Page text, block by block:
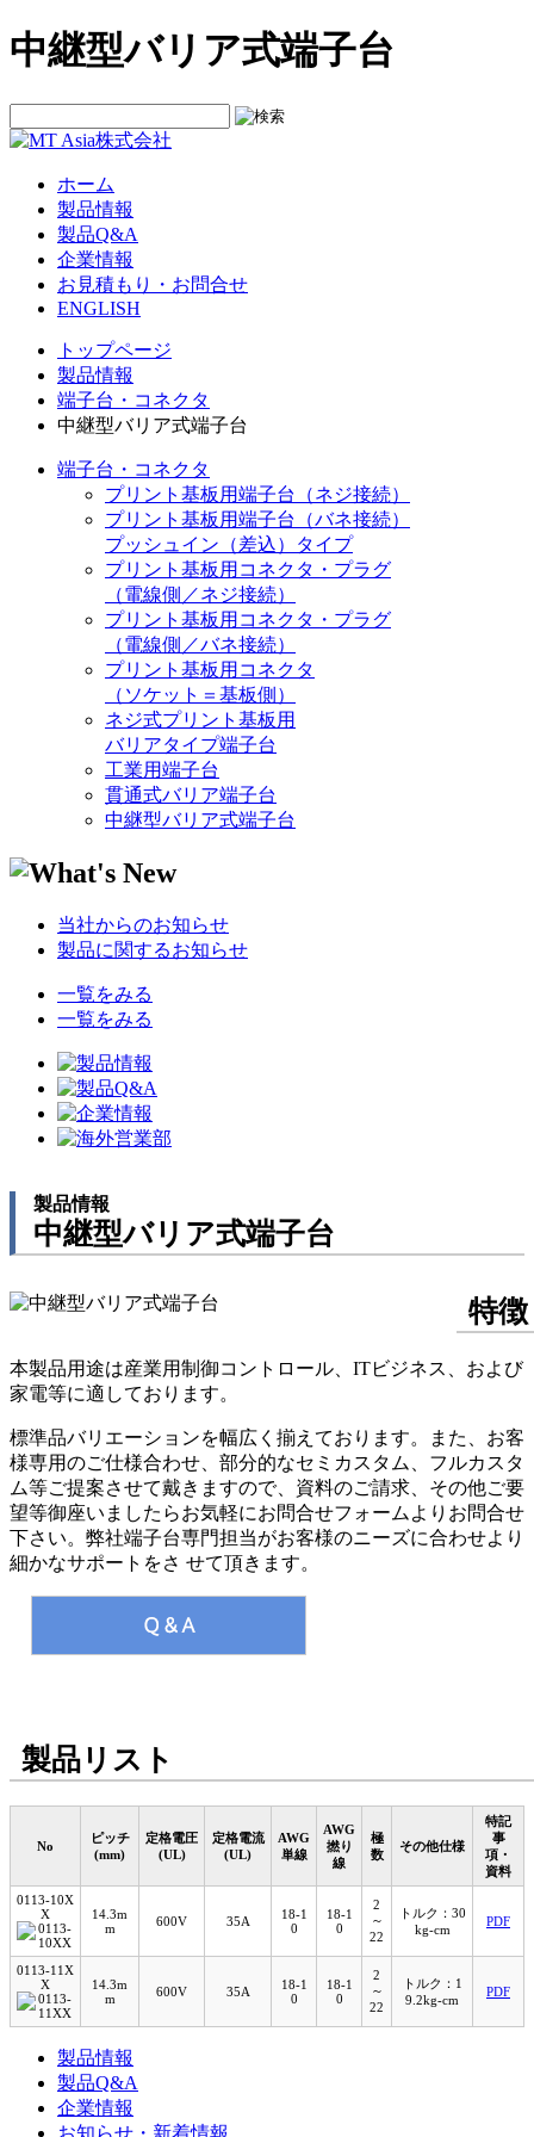
中継型バリア式端子台
ホーム
製品情報
製品Q&A
企業情報
お見積もり・お問合せ
ENGLISH
トップページ
製品情報
端子台・コネクタ
中継型バリア式端子台
端子台・コネクタ
プリント基板用端子台（ネジ接続）
プリント基板用端子台（バネ接続）
プッシュイン（差込）タイプ
プリント基板用コネクタ・プラグ
（電線側／ネジ接続）
プリント基板用コネクタ・プラグ
（電線側／バネ接続）
プリント基板用コネクタ
（ソケット＝基板側）
ネジ式プリント基板用
バリアタイプ端子台
工業用端子台
貫通式バリア端子台
中継型バリア式端子台
当社からのお知らせ
製品に関するお知らせ
一覧をみる
一覧をみる
製品情報
中継型バリア式端子台
特徴
本製品用途は産業用制御コントロール、ITビジネス、および
家電等に適しております。
標準品バリエーションを幅広く揃えております。また、お客
様専用のご仕様合わせ、部分的なセミカスタム、フルカスタ
ム等ご提案させて戴きますので、資料のご請求、その他ご要
望等御座いましたらお気軽にお問合せフォームよりお問合せ
下さい。弊社端子台専門担当がお客様のニーズに合わせより
細かなサポートをさ せて頂きます。
製品リスト
No
ピッチ
(mm)
定格電圧
(UL)
定格電流
(UL)
AWG
単線
AWG
撚り
線
極
数
その他仕様
特記
事
項・
資料
0113-10X
X
14.3m
m
600V 35A
18-1
0
18-1
0
2
～
22
トルク：30
kg-cm
PDF
0113-11X
X
14.3m
m
600V 35A
18-1
0
18-1
0
2
～
22
トルク：1
9.2kg-cm
PDF
製品情報
製品Q&A
企業情報
お知らせ・新着情報